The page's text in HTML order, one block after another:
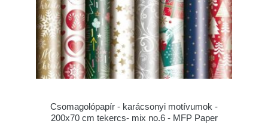
Csomagolópapír - karácsonyi motívumok -
200x70 cm tekercs- mix no.6 - MFP Paper